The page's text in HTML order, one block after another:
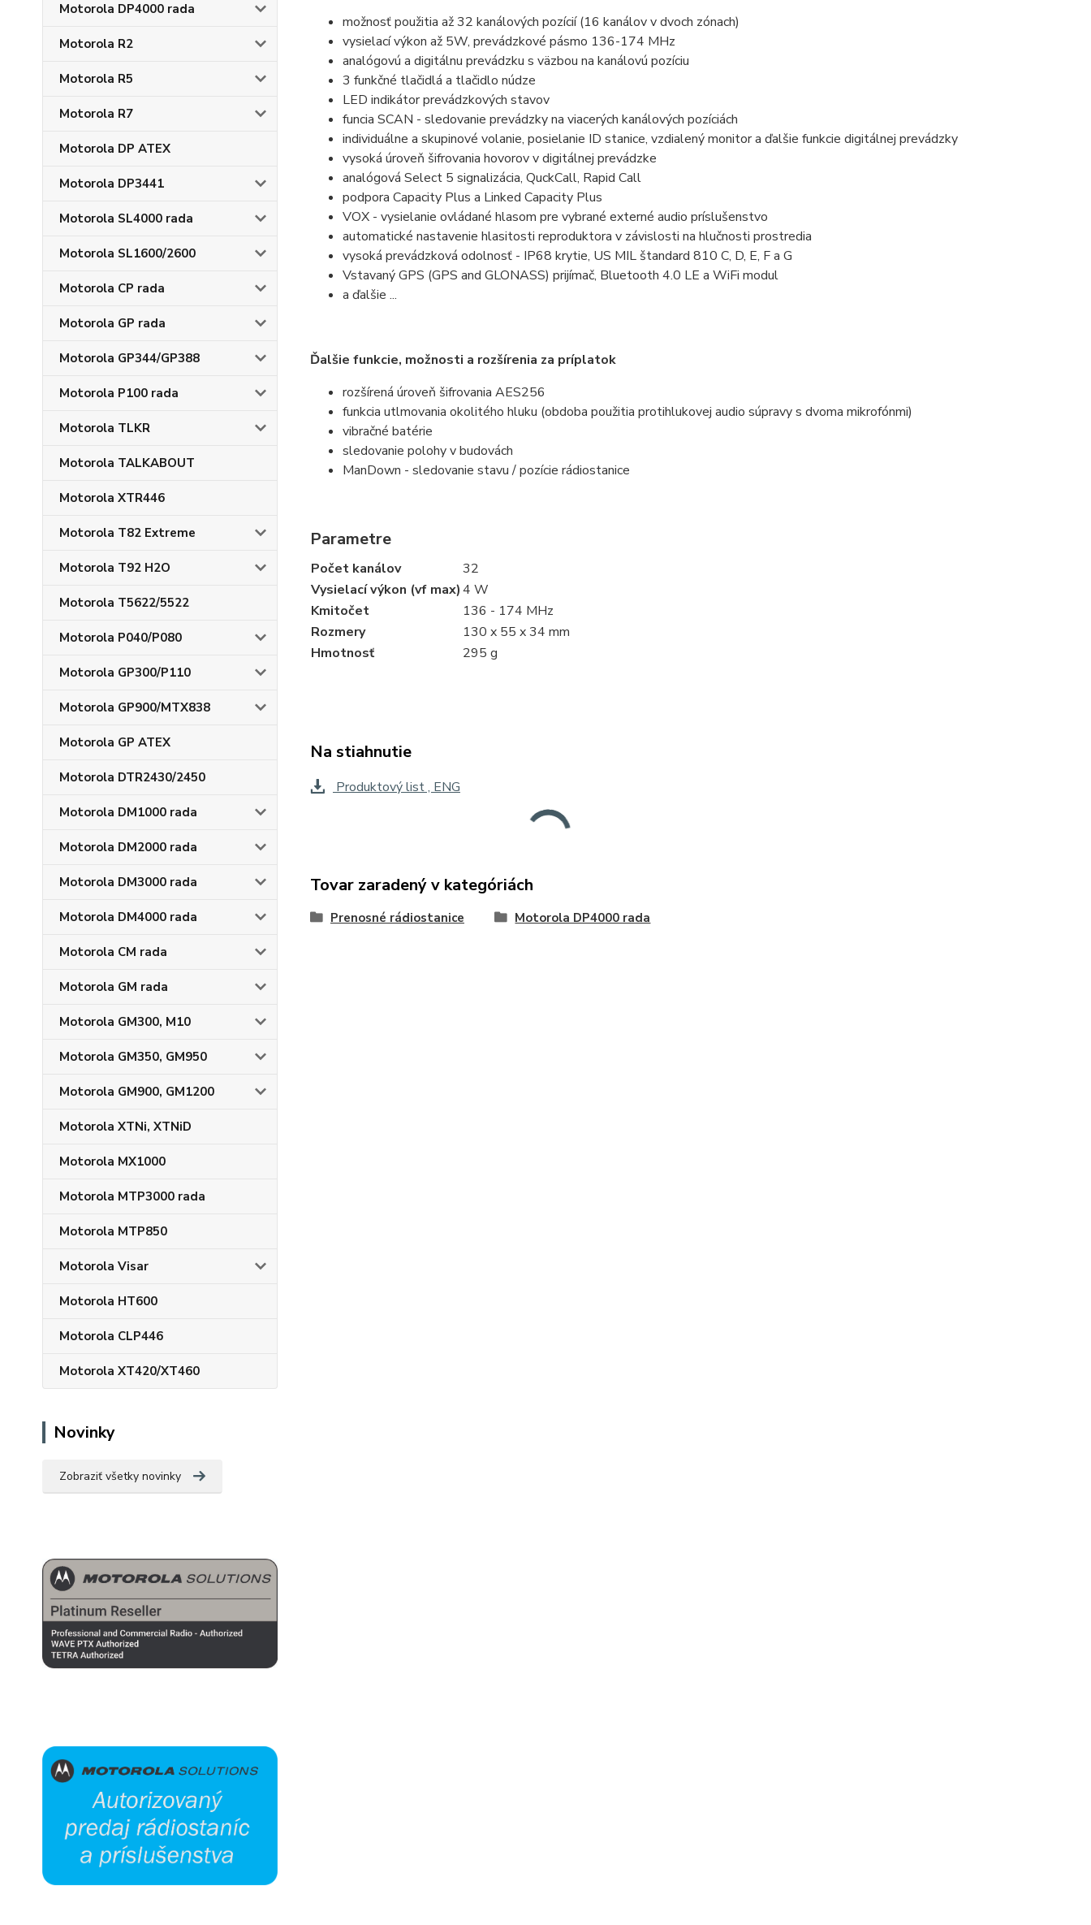
Motorola DP4000 rada
Motorola R2
Motorola R5
Motorola R7
Motorola DP ATEX
Motorola DP3441
Motorola SL4000 rada
Motorola SL1600/2600
Motorola CP rada
Motorola GP rada
Motorola GP344/GP388
Motorola P100 rada
Motorola TLKR
Motorola TALKABOUT
Motorola XTR446
Motorola T82 Extreme
Motorola T92 H2O
Motorola T5622/5522
Motorola P040/P080
Motorola GP300/P110
Motorola GP900/MTX838
Motorola GP ATEX
Motorola DTR2430/2450
Motorola DM1000 rada
Motorola DM2000 rada
Motorola DM3000 rada
Motorola DM4000 rada
Motorola CM rada
Motorola GM rada
Motorola GM300, M10
Motorola GM350, GM950
Motorola GM900, GM1200
Motorola XTNi, XTNiD
Motorola MX1000
Motorola MTP3000 rada
Motorola MTP850
Motorola Visar
Motorola HT600
Motorola CLP446
Motorola XT420/XT460
Novinky
Zobraziť všetky novinky
možnosť použitia až 32 kanálových pozícií (16 kanálov v dvoch zónach)
vysielací výkon až 5W, prevádzkové pásmo 136-174 MHz
analógovú a digitálnu prevádzku s väzbou na kanálovú pozíciu
3 funkčné tlačidlá a tlačidlo núdze
LED indikátor prevádzkových stavov
funcia SCAN - sledovanie prevádzky na viacerých kanálových pozíciách
individuálne a skupinové volanie, posielanie ID stanice, vzdialený monitor a ďalšie funkcie digitálnej prevádzky
vysoká úroveň šifrovania hovorov v digitálnej prevádzke
analógová Select 5 signalizácia, QuckCall, Rapid Call
podpora Capacity Plus a Linked Capacity Plus
VOX - vysielanie ovládané hlasom pre vybrané externé audio príslušenstvo
automatické nastavenie hlasitosti reproduktora v závislosti na hlučnosti prostredia
vysoká prevádzková odolnosť - IP68 krytie, US MIL štandard 810 C, D, E, F a G
Vstavaný GPS (GPS and GLONASS) prijímač, Bluetooth 4.0 LE a WiFi modul
a ďalšie ...
Ďalšie funkcie, možnosti a rozšírenia za príplatok
rozšírená úroveň šifrovania AES256
funkcia utlmovania okolitého hluku (obdoba použitia protihlukovej audio súpravy s dvoma mikrofónmi)
vibračné batérie
sledovanie polohy v budovách
ManDown - sledovanie stavu / pozície rádiostanice
Parametre
Počet kanálov
32
Vysielací výkon (vf max)4 W
Kmitočet
136 - 174 MHz
Rozmery
130 x 55 x 34 mm
Hmotnosť
295 g
Na stiahnutie
Produktový list , ENG
Tovar zaradený v kategóriách
Prenosné rádiostanice Motorola DP4000 rada